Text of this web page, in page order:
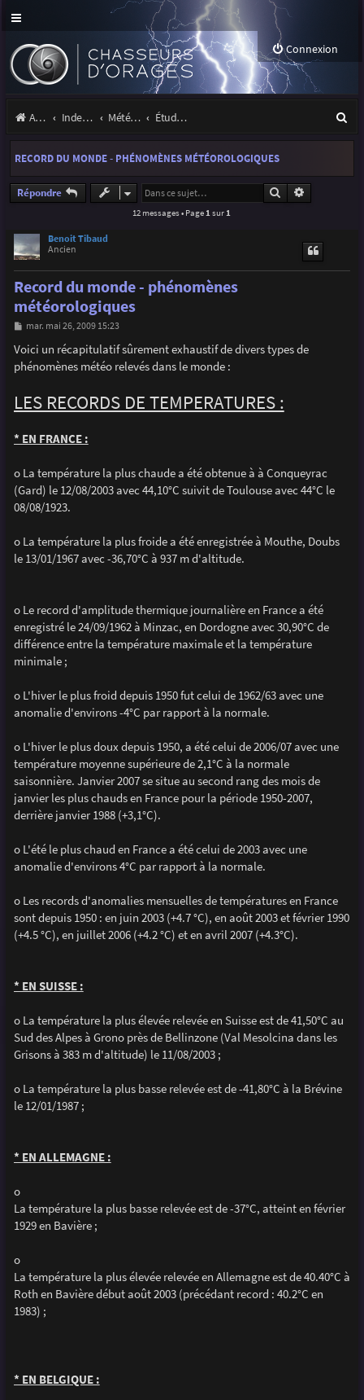
Connexion
Accueil Index du forum Météo et climatologie des orages Étude de phénomènes orageux
e
RECORD DU MONDE - PHÉNOMÈNES MÉTÉOROLOGIQUES
Répondre Rechercher
12 messages • Page 1 sur 1
Benoit Tibaud
Ancien
Record du monde - phénomènes
météorologiques
M
s
s
a
mar. mai 26, 2009 15:23
Voici un récapitulatif sûrement exhaustif de divers types de
phénomènes météo relevés dans le monde :
LES RECORDS DE TEMPERATURES :
* EN FRANCE :
o La température la plus chaude a été obtenue à à Conqueyrac
(Gard) le 12/08/2003 avec 44,10°C suivit de Toulouse avec 44°C le
08/08/1923.
o La température la plus froide a été enregistrée à Mouthe, Doubs
le 13/01/1967 avec -36,70°C à 937 m d'altitude.
o Le record d'amplitude thermique journalière en France a été
enregistré le 24/09/1962 à Minzac, en Dordogne avec 30,90°C de
différence entre la température maximale et la température
minimale ;
o L'hiver le plus froid depuis 1950 fut celui de 1962/63 avec une
anomalie d'environs -4°C par rapport à la normale.
o L'hiver le plus doux depuis 1950, a été celui de 2006/07 avec une
température moyenne supérieure de 2,1°C à la normale
saisonnière. Janvier 2007 se situe au second rang des mois de
janvier les plus chauds en France pour la période 1950-2007,
derrière janvier 1988 (+3,1°C).
o L'été le plus chaud en France a été celui de 2003 avec une
anomalie d'environs 4°C par rapport à la normale.
o Les records d'anomalies mensuelles de températures en France
sont depuis 1950 : en juin 2003 (+4.7 °C), en août 2003 et février 1990
(+4.5 °C), en juillet 2006 (+4.2 °C) et en avril 2007 (+4.3°C).
* EN SUISSE :
o La température la plus élevée relevée en Suisse est de 41,50°C au
Sud des Alpes à Grono près de Bellinzone (Val Mesolcina dans les
Grisons à 383 m d'altitude) le 11/08/2003 ;
o La température la plus basse relevée est de -41,80°C à la Brévine
le 12/01/1987 ;
* EN ALLEMAGNE :
o
La température la plus basse relevée est de -37°C, atteint en février
1929 en Bavière ;
o
La température la plus élevée relevée en Allemagne est de 40.40°C à
Roth en Bavière début août 2003 (précédant record : 40.2°C en
1983) ;
* EN BELGIQUE :